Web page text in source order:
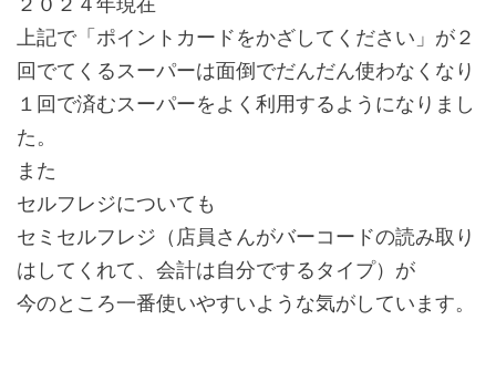
２０２４年現在
上記で「ポイントカードをかざしてください」が２
回でてくるスーパーは面倒でだんだん使わなくなり
１回で済むスーパーをよく利用するようになりまし
た。
また
セルフレジについても
セミセルフレジ（店員さんがバーコードの読み取り
はしてくれて、会計は自分でするタイプ）が
今のところ一番使いやすいような気がしています。